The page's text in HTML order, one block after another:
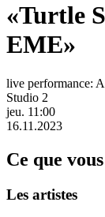
«Turtle
EME»
live performance:
Studio 2
jeu. 11:00
16.11.2023
Ce que
Les artistes